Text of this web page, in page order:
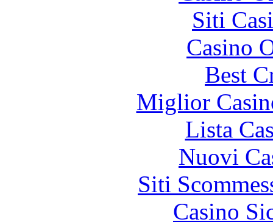
Siti
Casino
Best
Miglior
Lista
Nuovi
Siti
Casino